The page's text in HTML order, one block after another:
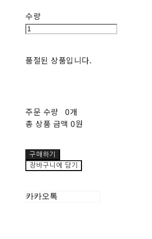
수량
품절된 상품입니다.
주문 수량 0개
총 상품 금액 0원
구매하기
장바구니에 담기
카카오톡